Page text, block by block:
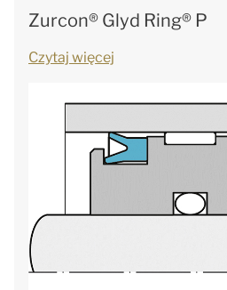
Zurcon® Glyd Ring® P
Czytaj więcej